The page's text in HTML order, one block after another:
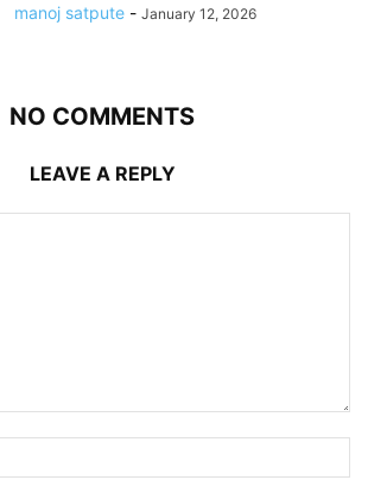
manoj satpute - January 12, 2026
NO COMMENTS
LEAVE A REPLY